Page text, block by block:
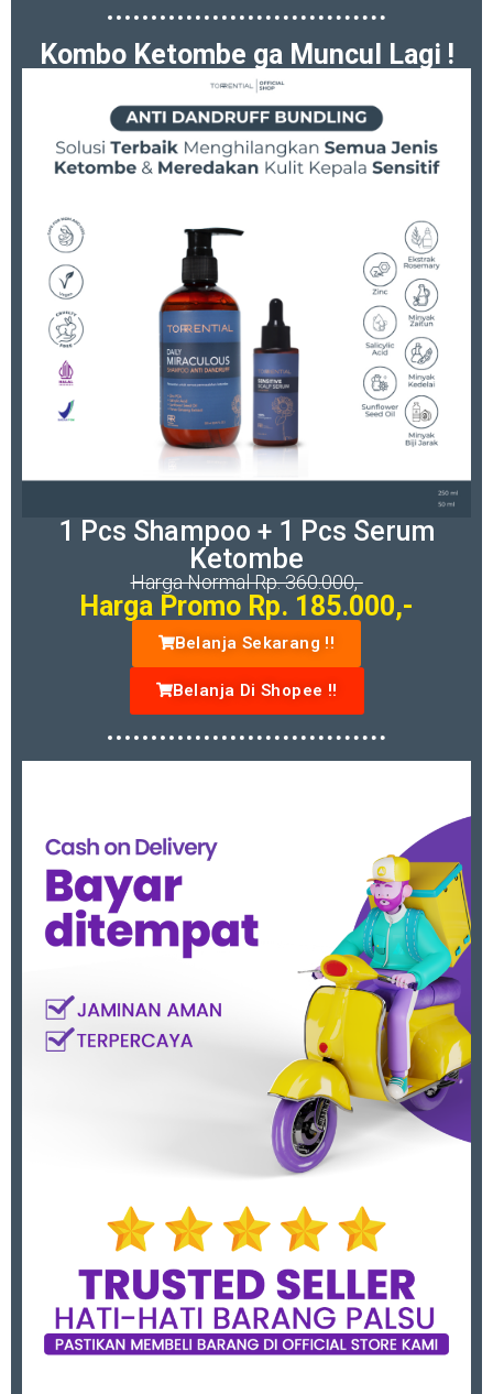
Kombo Ketombe ga Muncul Lagi !
1 Pcs Shampoo + 1 Pcs Serum
Ketombe
Harga Normal Rp. 360.000,-
Harga Promo Rp. 185.000,-
Belanja Sekarang !!
Belanja Di Shopee !!